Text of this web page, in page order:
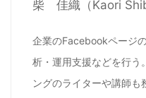
柴 佳織（Kaori
企業のFacebookページ
析・運用支援などを行う
ングのライターや講師も